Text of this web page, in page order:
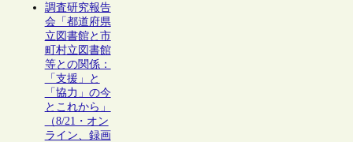
調査研究報告
会「都道府県
立図書館と市
町村立図書館
等との関係：
「支援」と
「協力」の今
とこれから」
（8/21・オン
ライン、録画